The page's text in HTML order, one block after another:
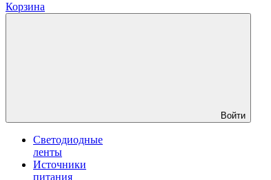
Корзина
Войти
Светодиодные
ленты
Источники
питания